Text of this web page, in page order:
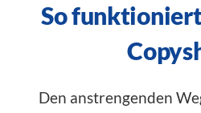
So
Den anstrengenden